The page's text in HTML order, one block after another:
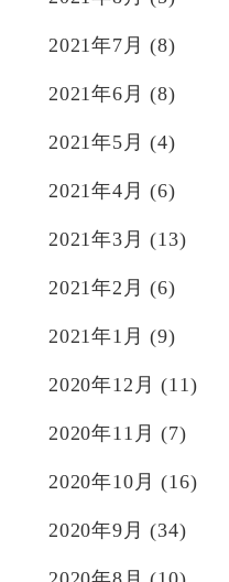
2021年7月 (8)
2021年6月 (8)
2021年5月 (4)
2021年4月 (6)
2021年3月 (13)
2021年2月 (6)
2021年1月 (9)
2020年12月 (11)
2020年11月 (7)
2020年10月 (16)
2020年9月 (34)